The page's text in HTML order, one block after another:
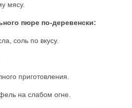
мясу.
пюре по-деревенски:
соль по вкусу.
приготовления.
на слабом огне.